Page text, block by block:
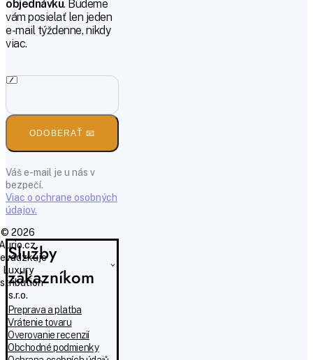
Služby
zákazníkom
Preprava a platba
Vrátenie tovaru
Overovanie recenzií
Obchodné podmienky
objednávku. Budeme
vám posielať len jeden
e-mail týždenne, nikdy
viac.
ODOBERAŤ 📧
Váš e-mail je u nás v
bezpečí.
Viac o ochrane osobných
údajov.
© 2026
Luxury
s.r.o.